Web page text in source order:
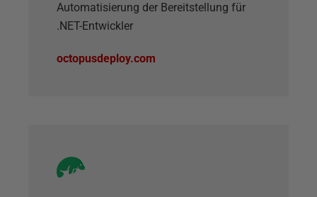
Automatisierung der Bereitstellung für
.NET-Entwickler
octopusdeploy.com